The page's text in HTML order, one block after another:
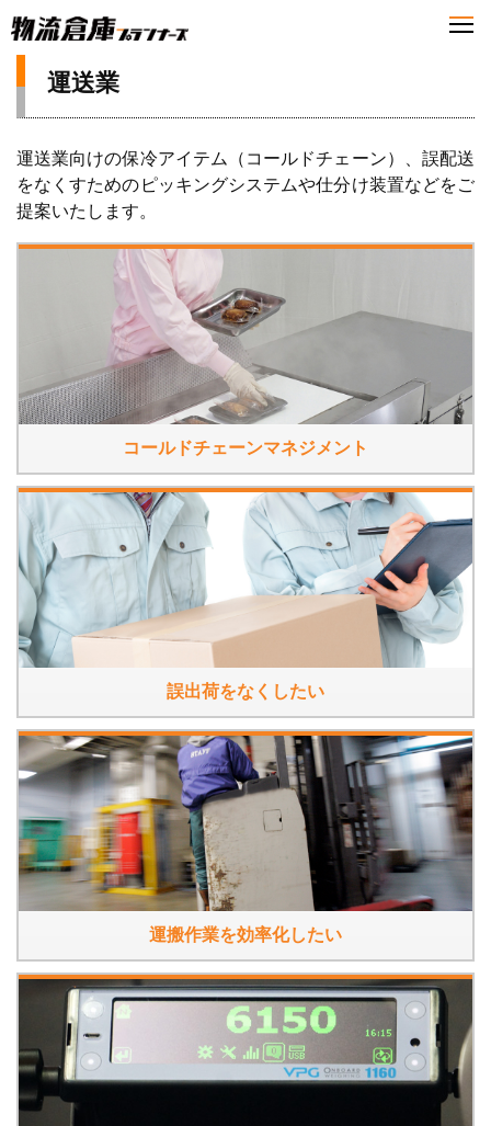
運送業
運送業向けの保冷アイテム（コールドチェーン）、誤配送
をなくすためのピッキングシステムや仕分け装置などをご
提案いたします。
コールドチェーンマネジメント
誤出荷をなくしたい
運搬作業を効率化したい